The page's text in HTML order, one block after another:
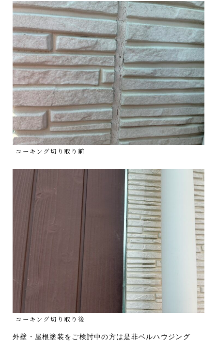
コーキング切り取り前
コーキング切り取り後
外壁・屋根塗装をご検討中の方は是非ベルハウジング